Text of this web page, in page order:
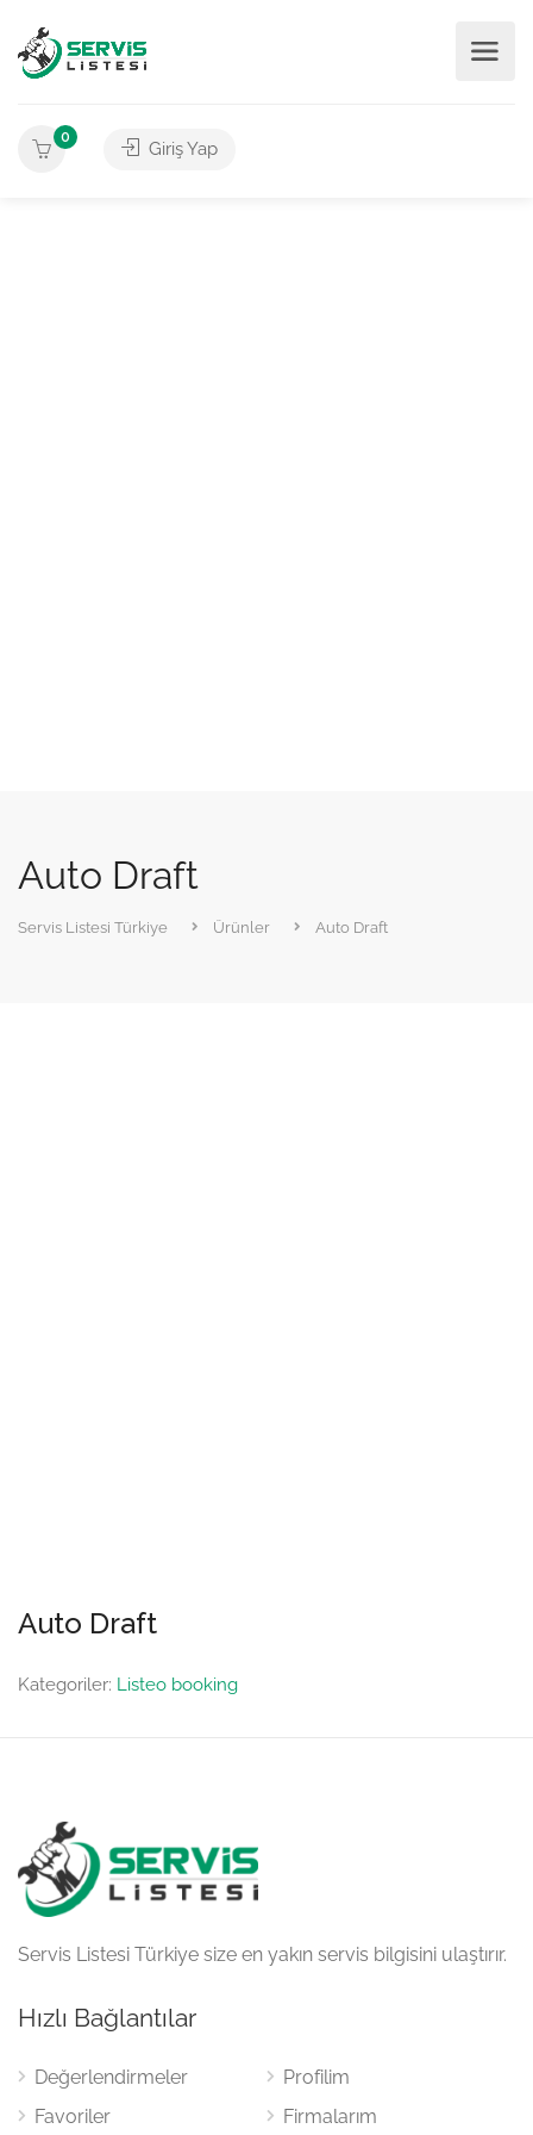
0
Giriş Yap
Auto Draft
Servis Listesi Türkiye Ürünler Auto Draft
Auto Draft
Kategoriler: Listeo booking
Servis Listesi Türkiye size en yakın servis bilgisini ulaştırır.
Hızlı Bağlantılar
Değerlendirmeler
Favoriler
Profilim
Firmalarım